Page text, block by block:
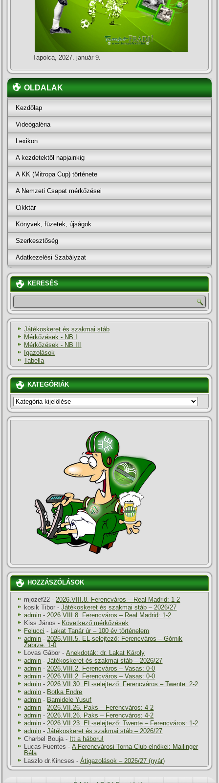
Tapolca, 2027. január 9.
OLDALAK
Kezdőlap
Videógaléria
Lexikon
A kezdetektől napjainkig
A KK (Mitropa Cup) története
A Nemzeti Csapat mérkőzései
Cikktár
Könyvek, füzetek, újságok
Szerkesztőség
Adatkezelési Szabályzat
KERESÉS
Játékoskeret és szakmai stáb
Mérkőzések - NB I
Mérkőzések - NB III
Igazolások
Tabella
KATEGÓRIÁK
KATEGÓRIÁK
HOZZÁSZÓLÁSOK
mjozef22 -2026.VIII.8. Ferencváros – Real Madrid: 1-2
kosik Tibor -Játékoskeret és szakmai stáb – 2026/27
admin -2026.VIII.8. Ferencváros – Real Madrid: 1-2
Kiss János - Következő mérkőzések
Felucci - Lakat Tanár úr – 100 év történelem
admin -2026.VIII.5. EL-selejtező: Ferencváros – Górnik
Zabrze: 1-0
Lovas Gábor -Anekdoták: dr. Lakat Károly
admin -Játékoskeret és szakmai stáb – 2026/27
admin -2026.VIII.2. Ferencváros – Vasas: 0-0
admin -2026.VIII.2. Ferencváros – Vasas: 0-0
admin -2026.VII.30. EL-selejtező: Ferencváros – Twente: 2-2
admin - Botka Endre
admin - Bamidele Yusuf
admin -2026.VII.26. Paks – Ferencváros: 4-2
admin -2026.VII.26. Paks – Ferencváros: 4-2
admin -2026.VII.23. EL-selejtező: Twente – Ferencváros: 1-2
admin -Játékoskeret és szakmai stáb – 2026/27
Charbel Bouja- Itt a háboru!
Lucas Fuentes -A Ferencvárosi Torna Club elnökei: Mailinger
Béla
Laszlo dr.Kincses -Átigazolások – 2026/27 (nyár)